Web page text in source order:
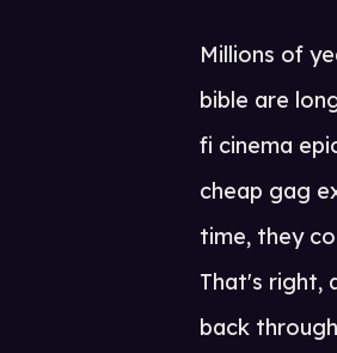
Millions of
bible are
fi cinema
cheap gag
time, they
That's right,
back